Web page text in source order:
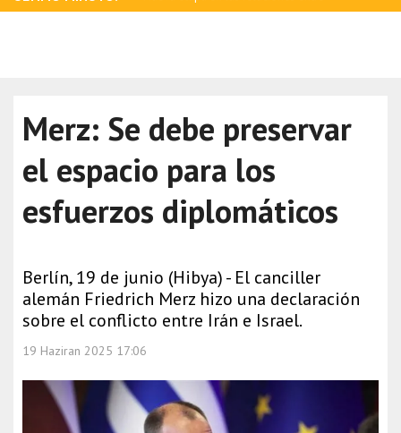
Merz: Se debe preservar
el espacio para los
esfuerzos diplomáticos
Berlín, 19 de junio (Hibya) - El canciller
alemán Friedrich Merz hizo una declaración
sobre el conflicto entre Irán e Israel.
19 Haziran 2025 17:06